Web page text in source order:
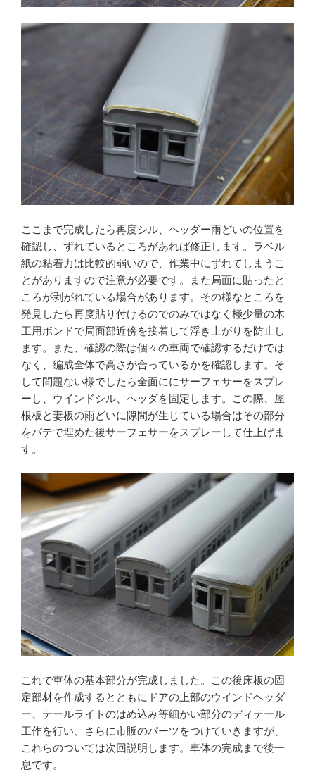
ここまで完成したら再度シル、ヘッダー雨どいの位置を
確認し、ずれているところがあれば修正します。ラベル
紙の粘着力は比較的弱いので、作業中にずれてしまうこ
とがありますので注意が必要です。また局面に貼ったと
ころが剥がれている場合があります。その様なところを
発見したら再度貼り付けるのでのみではなく極少量の木
工用ボンドで局面部近傍を接着して浮き上がりを防止し
ます。また、確認の際は個々の車両で確認するだけでは
なく、編成全体で高さが合っているかを確認します。そ
して問題ない様でしたら全面ににサーフェサーをスプレ
ーし、ウインドシル、ヘッダを固定します。この際、屋
根板と妻板の雨どいに隙間が生じている場合はその部分
をパテで埋めた後サーフェサーをスプレーして仕上げま
す。
これで車体の基本部分が完成しました。この後床板の固
定部材を作成するとともにドアの上部のウインドヘッダ
ー、テールライトのはめ込み等細かい部分のディテール
工作を行い、さらに市販のパーツをつけていきますが、
これらのついては次回説明します。車体の完成まで後一
息です。